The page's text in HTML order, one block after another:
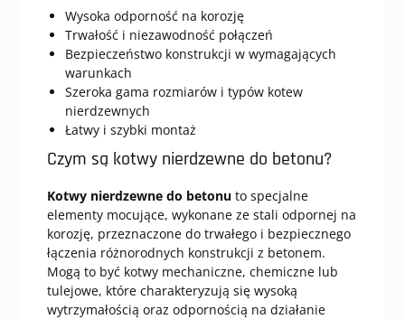
Wysoka odporność na korozję
Trwałość i niezawodność połączeń
Bezpieczeństwo konstrukcji w wymagających
warunkach
Szeroka gama rozmiarów i typów kotew
nierdzewnych
Łatwy i szybki montaż
Czym są kotwy nierdzewne do betonu?
Kotwy nierdzewne do betonuto specjalne
elementy mocujące, wykonane ze stali odpornej na
korozję, przeznaczone do trwałego i bezpiecznego
łączenia różnorodnych konstrukcji z betonem.
Mogą to być kotwy mechaniczne, chemiczne lub
tulejowe, które charakteryzują się wysoką
wytrzymałością oraz odpornością na działanie